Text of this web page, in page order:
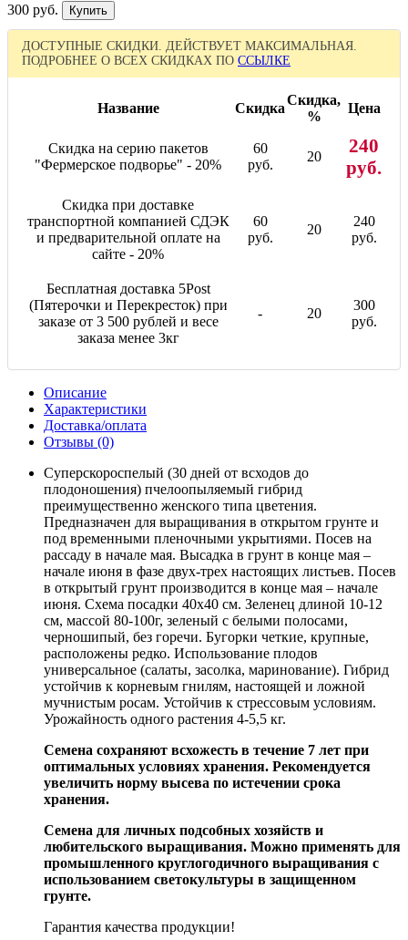
300 руб.
ДОСТУПНЫЕ СКИДКИ. ДЕЙСТВУЕТ МАКСИМАЛЬНАЯ.
ПОДРОБНЕЕ О ВСЕХ СКИДКАХ ПО ССЫЛКЕ
Название Скидка
Скидка,
%
Цена
Скидка на серию пакетов
"Фермерское подворье" - 20%
60
руб.
20
240
руб.
Скидка при доставке
транспортной компанией СДЭК
и предварительной оплате на
сайте - 20%
60
руб.
20
240
руб.
Бесплатная доставка 5Post
(Пятерочки и Перекресток) при
заказе от 3 500 рублей и весе
заказа менее 3кг
- 20
300
руб.
Описание
Характеристики
Доставка/оплата
Отзывы (0)
Суперскороспелый (30 дней от всходов до
плодоношения) пчелоопыляемый гибрид
преимущественно женского типа цветения.
Предназначен для выращивания в открытом грунте и
под временными пленочными укрытиями. Посев на
рассаду в начале мая. Высадка в грунт в конце мая –
начале июня в фазе двух-трех настоящих листьев. Посев
в открытый грунт производится в конце мая – начале
июня. Схема посадки 40х40 см. Зеленец длиной 10-12
см, массой 80-100г, зеленый с белыми полосами,
черношипый, без горечи. Бугорки четкие, крупные,
расположены редко. Использование плодов
универсальное (салаты, засолка, маринование). Гибрид
устойчив к корневым гнилям, настоящей и ложной
мучнистым росам. Устойчив к стрессовым условиям.
Урожайность одного растения 4-5,5 кг.
Семена сохраняют всхожесть в течение 7 лет при
оптимальных условиях хранения. Рекомендуется
увеличить норму высева по истечении срока
хранения.
Семена для личных подсобных хозяйств и
любительского выращивания. Можно применять для
промышленного круглогодичного выращивания с
использованием светокультуры в защищенном
грунте.
Гарантия качества продукции!